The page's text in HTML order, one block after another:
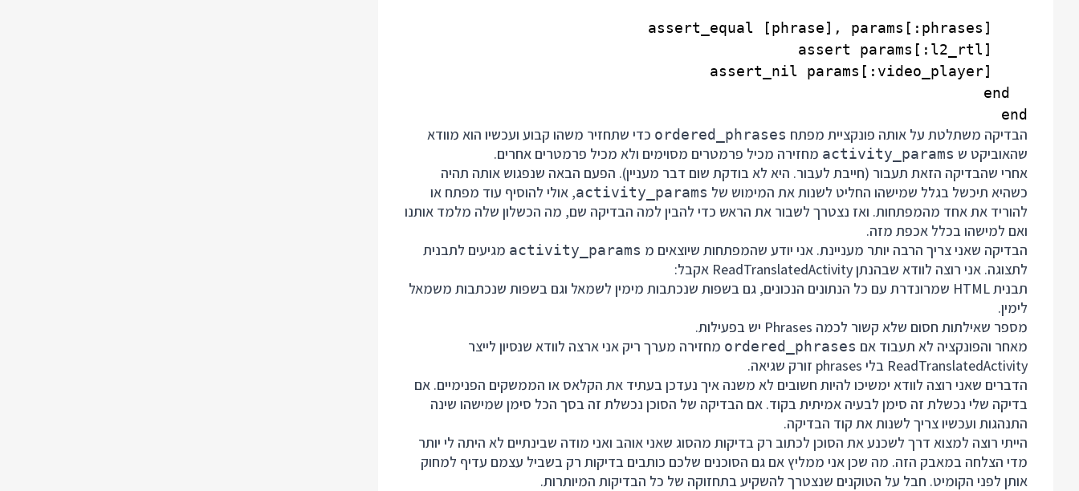
end
הבדיקה משתלטת על אותה פונקציית מפתח ordered_phrases כדי שתחזיר משהו קבוע ועכשיו הוא מוודא
שהאוביקט ש activity_params מחזירה מכיל פרמטרים מסוימים ולא מכיל פרמטרים אחרים.
אחרי שהבדיקה הזאת תעבור (חייבת לעבור. היא לא בודקת שום דבר מעניין). הפעם הבאה שנפגוש אותה תהיה
כשהיא תיכשל בגלל שמישהו החליט לשנות את המימוש של activity_params, אולי להוסיף עוד מפתח או
להוריד את אחד מהמפתחות. ואז נצטרך לשבור את הראש כדי להבין למה הבדיקה שם, מה הכשלון שלה מלמד אותנו
ואם למישהו בכלל אכפת מזה.
הבדיקה שאני צריך הרבה יותר מעניינת. אני יודע שהמפתחות שיוצאים מ activity_params מגיעים לתבנית
לתצוגה. אני רוצה לוודא שבהנתן ReadTranslatedActivity אקבל:
תבנית HTML שמרונדרת עם כל הנתונים הנכונים, גם בשפות שנכתבות מימין לשמאל וגם בשפות שנכתבות משמאל
לימין.
מספר שאילתות חסום שלא קשור לכמה Phrases יש בפעילות.
מאחר והפונקציה לא תעבוד אם ordered_phrases מחזירה מערך ריק אני ארצה לוודא שנסיון לייצר
ReadTranslatedActivity בלי phrases זורק שגיאה.
הדברים שאני רוצה לוודא ימשיכו להיות חשובים לא משנה איך נעדכן בעתיד את הקלאס או הממשקים הפנימיים. אם
בדיקה שלי נכשלת זה סימן לבעיה אמיתית בקוד. אם הבדיקה של הסוכן נכשלת זה בסך הכל סימן שמישהו שינה
התנהגות ועכשיו צריך לשנות את קוד הבדיקה.
הייתי רוצה למצוא דרך לשכנע את הסוכן לכתוב רק בדיקות מהסוג שאני אוהב ואני מודה שבינתיים לא היתה לי יותר
מדי הצלחה במאבק הזה. מה שכן אני ממליץ אם גם הסוכנים שלכם כותבים בדיקות רק בשביל עצמם עדיף למחוק
אותן לפני הקומיט. חבל על הטוקנים שנצטרך להשקיע בתחזוקה של כל הבדיקות המיותרות.